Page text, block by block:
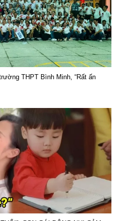
THPT Bình Minh, “Rất ấn